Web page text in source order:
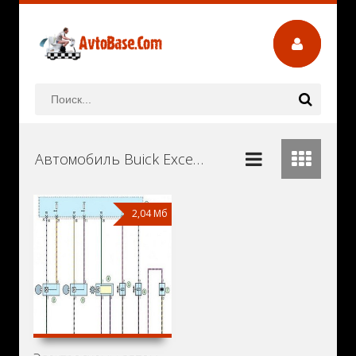
Автомобиль Buick Excelle XT Руководства и Инструкции по Ремонту и Эксплуатации Скачать Бесплатно
2,04 Мб